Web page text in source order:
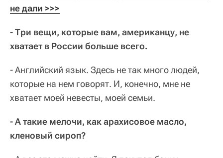
не дали >>>
- Три вещи, которые вам, американцу, не
хватает в России больше всего.
- Английский язык. Здесь не так много людей,
которые на нем говорят. И, конечно, мне не
хватает моей невесты, моей семьи.
- А такие мелочи, как арахисовое масло,
кленовый сироп?